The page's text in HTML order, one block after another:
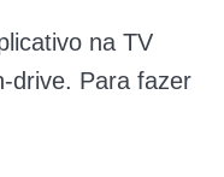
na TV
drive. Para fazer